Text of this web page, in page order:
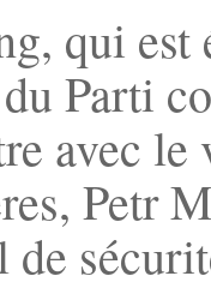
qui est
Parti
avec
Petr
de